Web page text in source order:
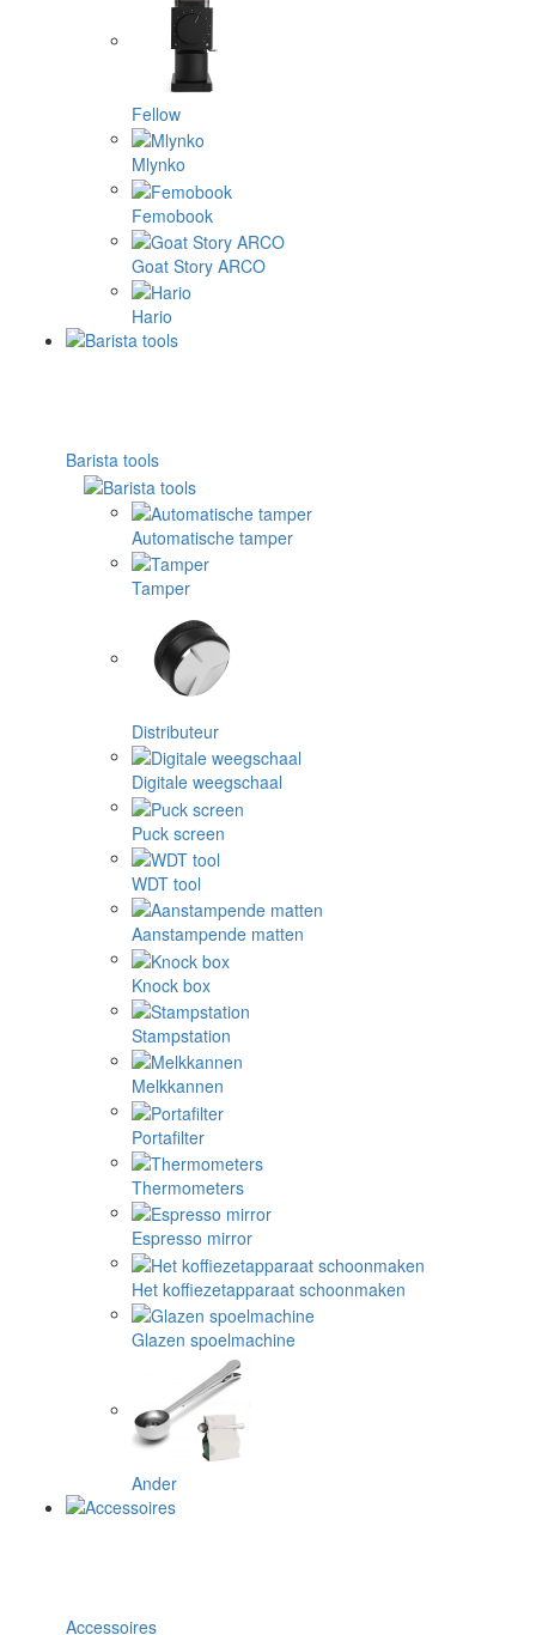
Fellow
Mlynko
Femobook
Goat Story ARCO
Hario
Barista tools
Automatische tamper
Tamper
Distributeur
Digitale weegschaal
Puck screen
WDT tool
Aanstampende matten
Knock box
Stampstation
Melkkannen
Portafilter
Thermometers
Espresso mirror
Het koffiezetapparaat schoonmaken
Glazen spoelmachine
Ander
Accessoires